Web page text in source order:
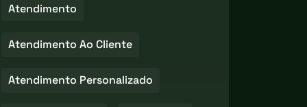
Atendimento
Atendimento Ao Cliente
Atendimento Personalizado